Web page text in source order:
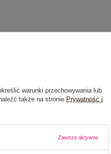
warunki przechowywania lub
także na stronie Prywatność i
Zawsze aktywne